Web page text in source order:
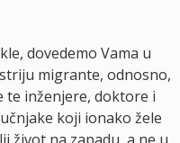
dovedemo Vama u
migrante, odnosno,
te inženjere, doktore i
koji ionako žele